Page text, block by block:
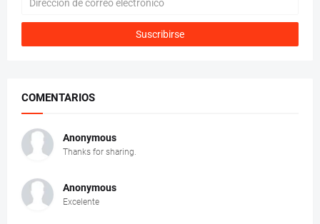
COMENTARIOS
Anonymous
Thanks for sharing.
Anonymous
Excelente